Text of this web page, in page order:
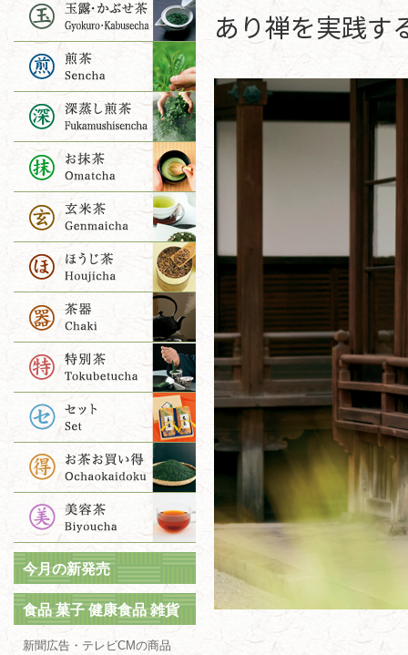
今月の新発売
食品 菓子 健康食品 雑貨
新聞広告・テレビCMの商品
あり禅を実践す